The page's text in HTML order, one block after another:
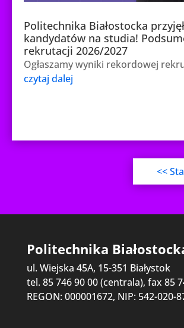
Politechnika Białostocka
kandydatów na studia!
rekrutacji 2026/2027
Ogłaszamy wyniki rekordowej
czytaj dalej
<<
Politechnika
ul. Wiejska 45A, 15-351 Białystok
tel. 85 746 90 00 (centrala), fax 85
REGON: 000001672, NIP: 542-020-